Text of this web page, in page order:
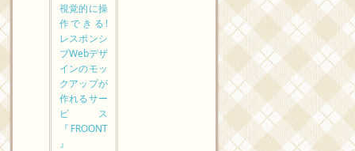
視覚的に操
作できる!
レスポンシ
ブWebデザ
インのモッ
クアップが
作れるサー
ビス
『FROONT
』